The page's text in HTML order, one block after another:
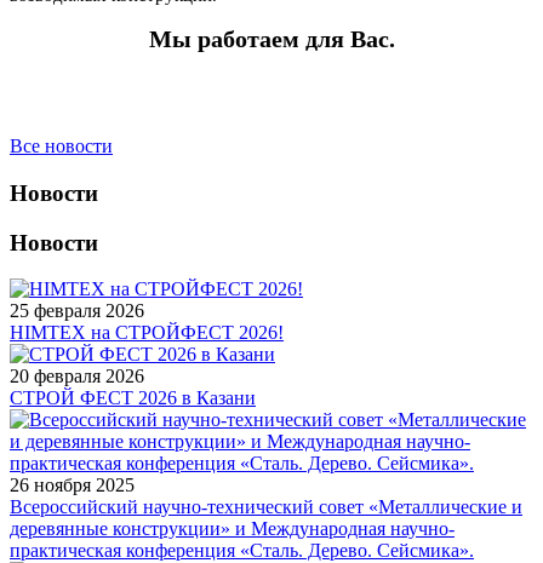
Мы работаем для Вас.
Все новости
Новости
Новости
25 февраля 2026
HIMTEX на СТРОЙФЕСТ 2026!
20 февраля 2026
СТРОЙ ФЕСТ 2026 в Казани
26 ноября 2025
Всероссийский научно-технический совет «Металлические и
деревянные конструкции» и Международная научно-
практическая конференция «Сталь. Дерево. Сейсмика».